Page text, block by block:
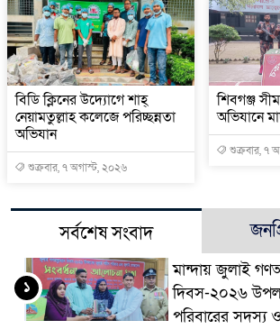
বিডি ক্লিনের উদ্যোগে শাহ্
নেয়ামতুল্লাহ কলেজে পরিচ্ছন্নতা
অভিযান
শুক্রবার, ৭ অগাস্ট, ২০২৬
শিবগঞ্জ
অভিযানে
শুক্রবার, ৭
সর্বশেষ সংবাদ
মান্দায় জুলাই
দিবস-২০২৬
পরিবারের সদস্য
১